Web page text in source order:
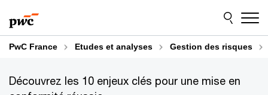
au
contenu
au
pied
dePwC France Etudes et analyses Gestion des risques
Découvrez les 10 enjeux clés pour une mise en